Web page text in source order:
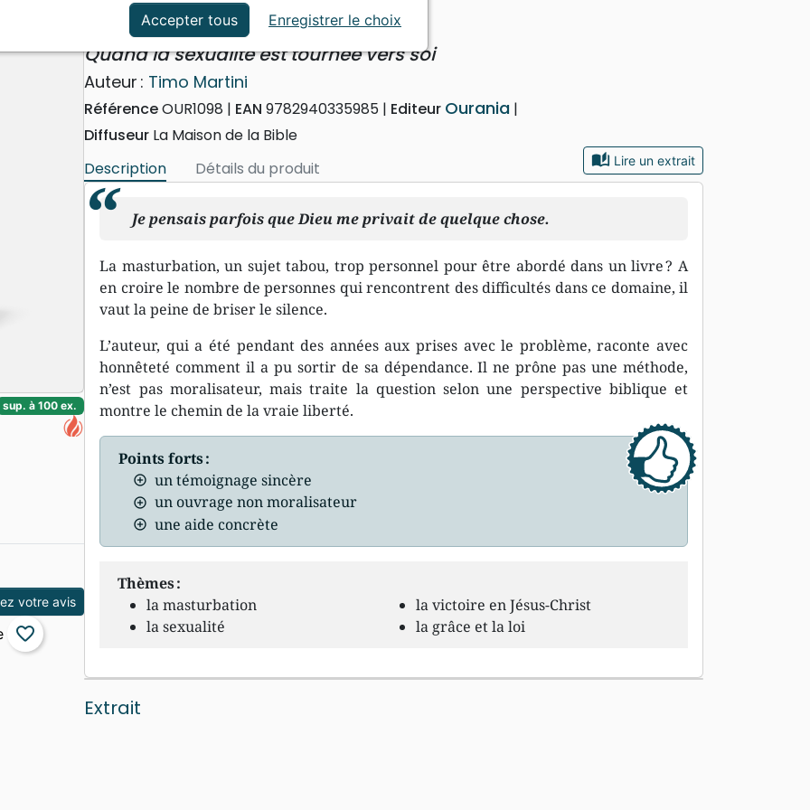
Événements actuels
Un plaisir interdit ?
Quand la sexualité est tournée vers soi
Auteur : Timo Martini
RéférenceOUR1098 EAN 9782940335985 Editeur Ourania
Diffuseur La Maison de la Bible
Description
Détails du produit auto_stories Lire un extrait
Je pensais parfois que Dieu me privait de quelque chose.
La masturbation, un sujet tabou, trop personnel pour être abordé dans un livre ? A
en croire le nombre de personnes qui rencontrent des difficultés dans ce domaine, il
vaut la peine de briser le silence.
L’auteur, qui a été pendant des années aux prises avec le problème, raconte avec
honnêteté comment il a pu sortir de sa dépendance. Il ne prône pas une méthode,
n’est pas moralisateur, mais traite la question selon une perspective biblique et
montre le chemin de la vraie liberté.
Points forts :
un témoignage sincère
un ouvrage non moralisateur
une aide concrète
Thèmes :
la masturbation
la sexualité
la victoire en Jésus-Christ
la grâce et la loi
Extrait
sup. à 100 ex.
votre avis
favorite_border
Accepter tous Enregistrer le choix